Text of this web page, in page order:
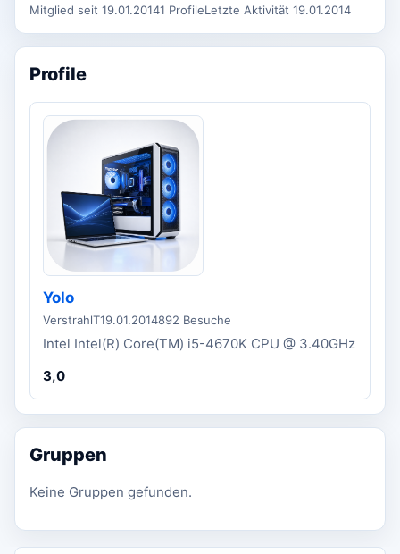
Mitglied seit 19.01.20141 ProfileLetzte Aktivität 19.01.2014
Profile
Yolo
VerstrahlT19.01.2014892 Besuche
Intel Intel(R) Core(TM) i5-4670K CPU @ 3.40GHz
3,0
Gruppen
Keine Gruppen gefunden.